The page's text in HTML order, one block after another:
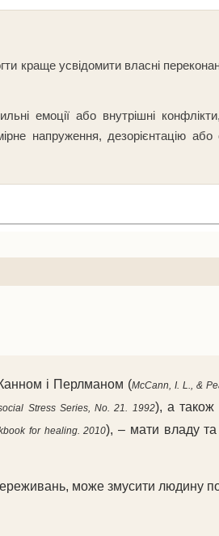
краще усвідомити власні
емоції або внутрішні
напруження, дезорієнтацію
і Перлманом (McCann, I. L., &
Stress Series, No. 21. 1992), а також
for healing. 2010), – мати владу
може змусити людину